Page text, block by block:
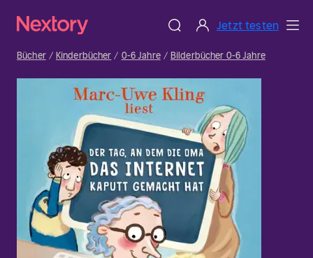
Jetzt testen
Bücher Kinderbücher 0-6 Jahre Bilderbücher 0-6 Jahre